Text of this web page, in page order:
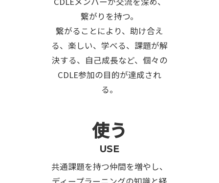
繋がりを持つ。
繋がることにより、助け合え
る、楽しい、学べる、課題が解
決する、自己成長など、個々の
CDLE参加の目的が達成され
る。
使う
USE
共通課題を持つ仲間を増やし、